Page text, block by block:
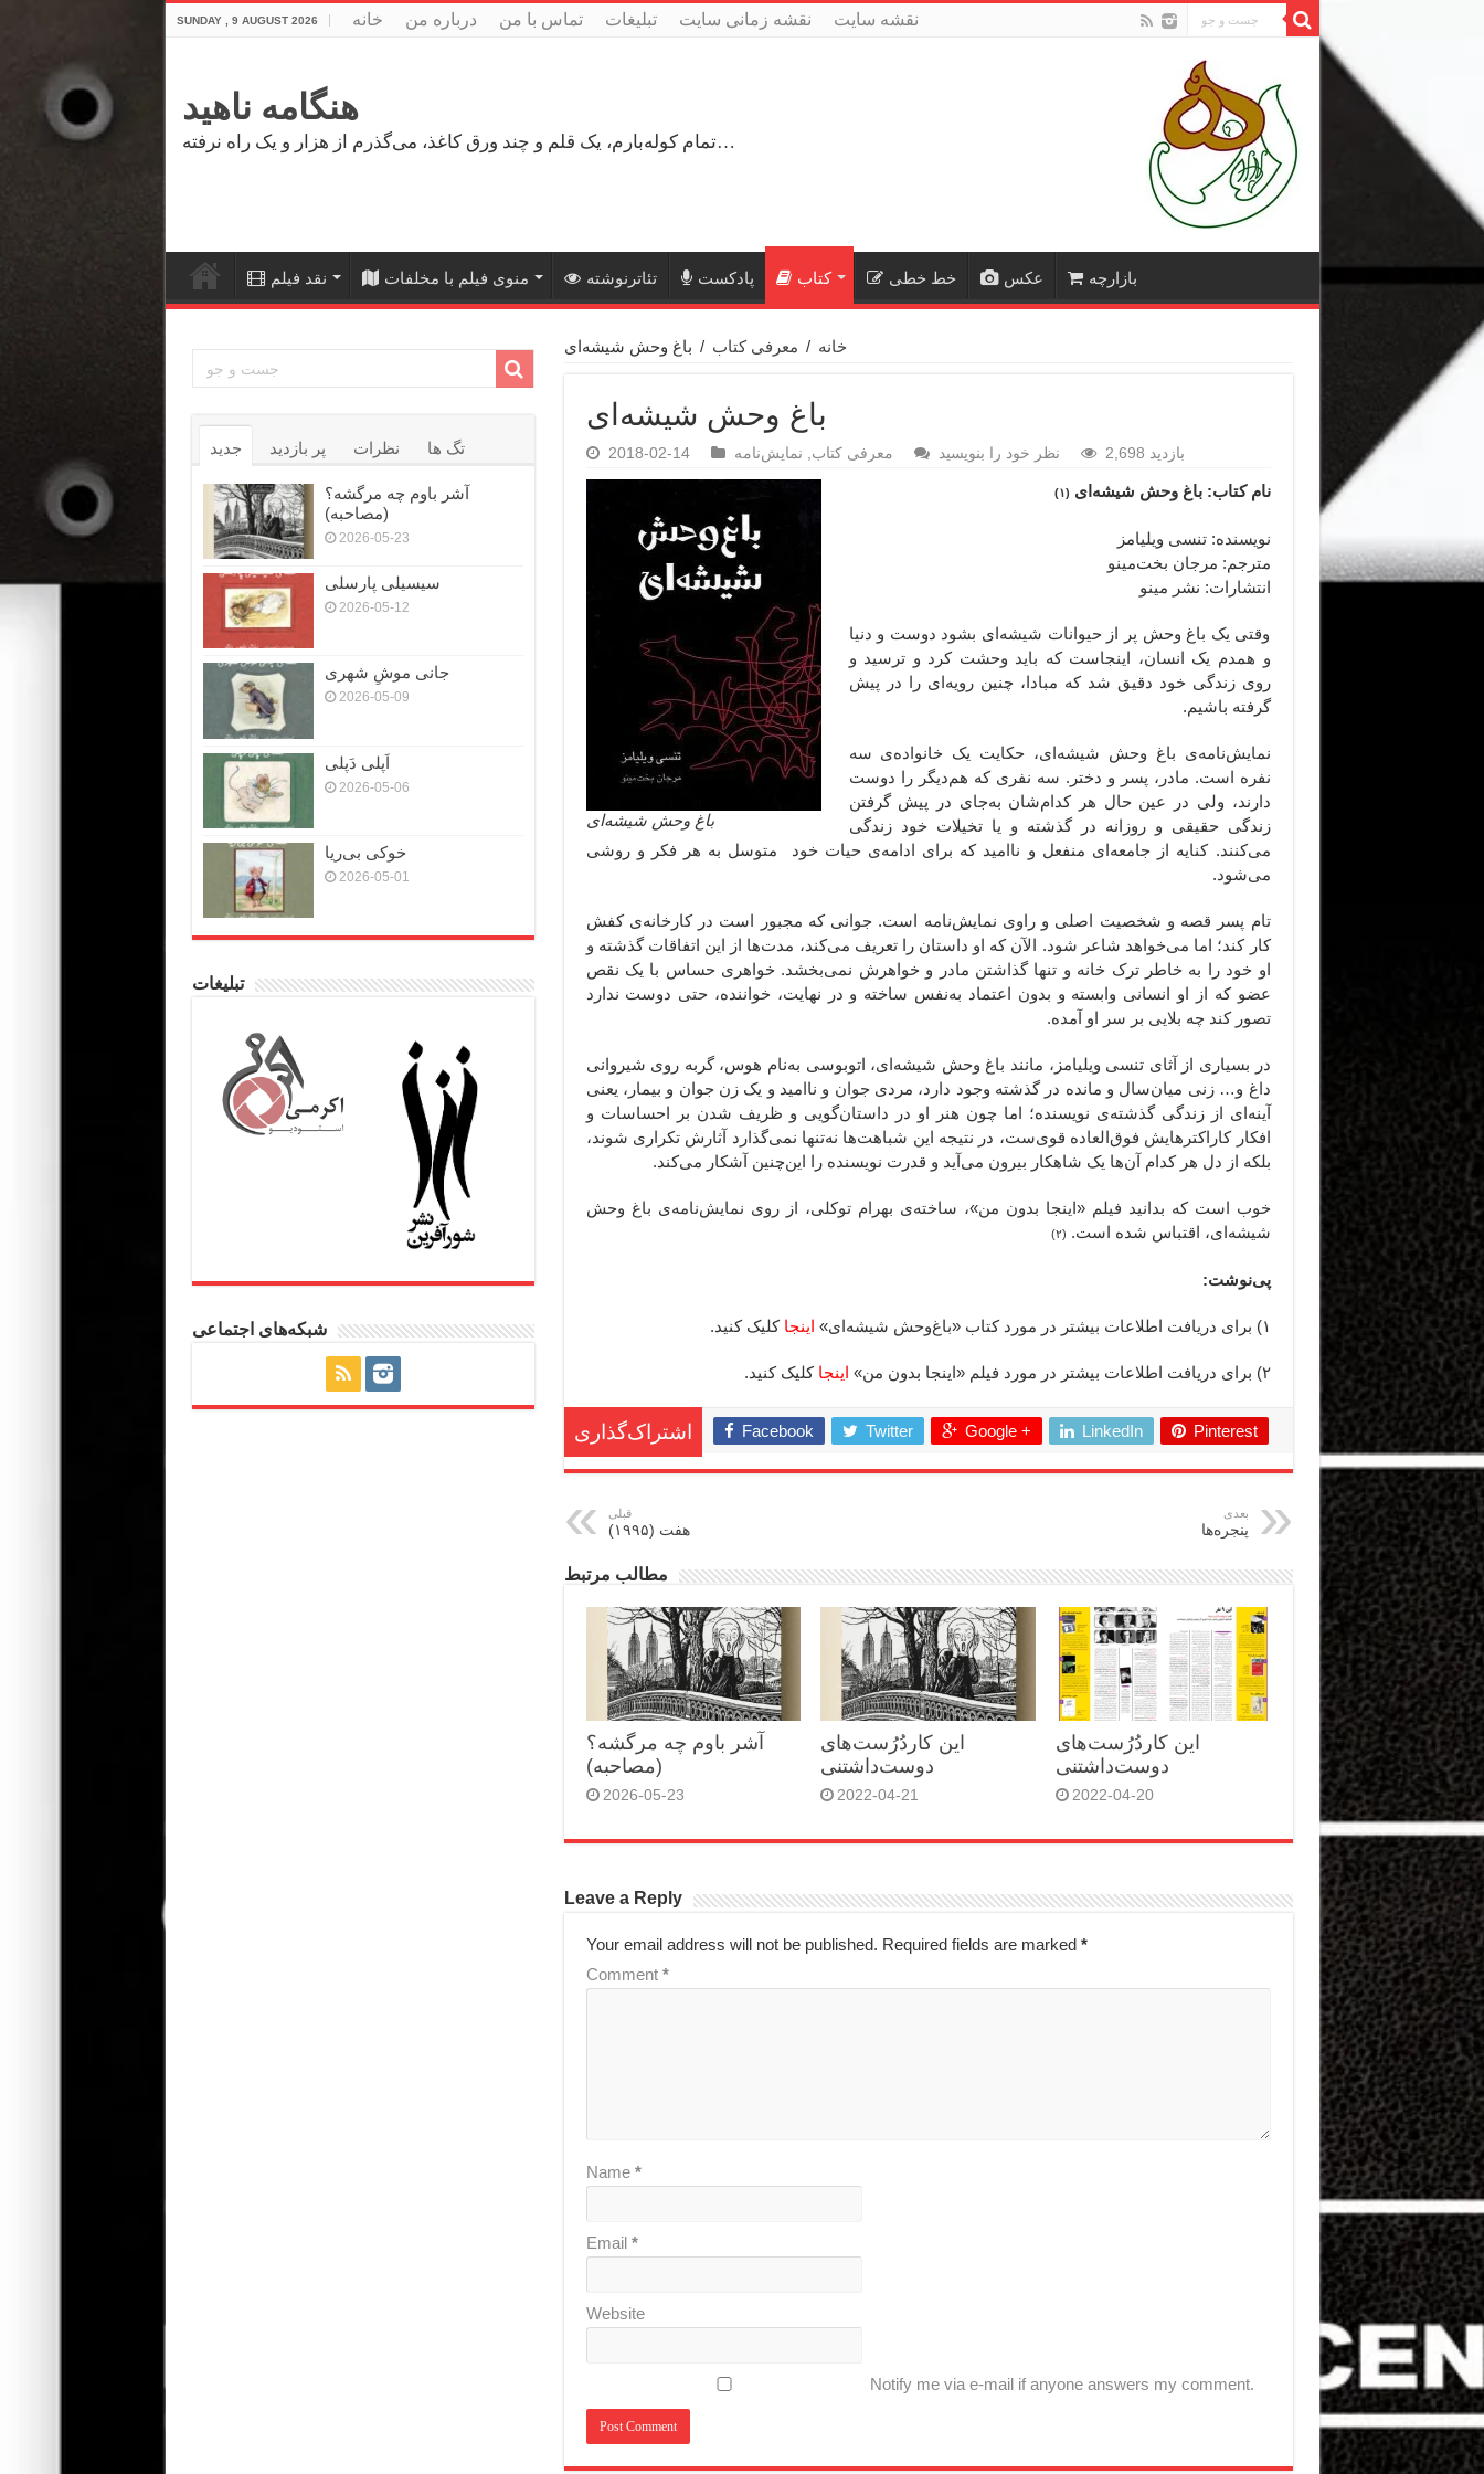
SUNDAY , 9 AUGUST 2026 خانه درباره من تماس با من تبلیغات نقشه زمانی سایت نقشه سایت
هنگامه ناهید
تمام کوله‌بارم، یک قلم و چند ورق کاغذ، می‌گذرم از هزار و یک راه نرفته…
نقد فیلم منوی فیلم با مخلفات تئاترنوشته پادکست کتاب خط خطی عکس بازارچه
خانه / معرفی کتاب / باغ وحش شیشه‌ای
باغ وحش شیشه‌ای
2018-02-14 معرفی کتاب نمایش‌نامه نظر خود را بنویسید 2,698 بازدید
باغ وحش شیشه‌ای
نام کتاب: باغ وحش شیشه‌ای (۱)
نویسنده: تنسی ویلیامز
مترجم: مرجان بخت‌مینو
انتشارات: نشر مینو
وقتی یک باغ وحش پر از حیوانات شیشه‌ای بشود دوست و دنیا
و همدم یک انسان، اینجاست که باید وحشت کرد و ترسید و
روی زندگی خود دقیق شد که مبادا، چنین رویه‌ای را در پیش
گرفته باشیم.
نمایش‌نامه‌ی باغ وحش شیشه‌ای، حکایت یک خانواده‌ی سه
نفره است. مادر، پسر و دختر. سه نفری که هم‌دیگر را دوست
دارند، ولی در عین حال هر کدام‌شان به‌جای در پیش گرفتن
زندگی حقیقی و روزانه در گذشته و یا تخیلات خود زندگی
می‌کنند. کنایه از جامعه‌ای منفعل و ناامید که برای ادامه‌ی حیات خود متوسل به هر فکر و روشی
می‌شود.
تام پسر قصه و شخصیت اصلی و راوی نمایش‌نامه است. جوانی که مجبور است در کارخانه‌ی کفش
کار کند؛ اما می‌خواهد شاعر شود. الآن که او داستان را تعریف می‌کند، مدت‌ها از این اتفاقات گذشته و
او خود را به خاطر ترک خانه و تنها گذاشتن مادر و خواهرش نمی‌بخشد. خواهری حساس با یک نقص
عضو که از او انسانی وابسته و بدون اعتماد به‌نفس ساخته و در نهایت، خواننده، حتی دوست ندارد
تصور کند چه بلایی بر سر او آمده.
در بسیاری از آثای تنسی ویلیامز،‌ مانند باغ وحش شیشه‌ای، اتوبوسی به‌نام هوس، گربه روی شیروانی
داغ و… زنی میان‌سال و مانده در گذشته وجود دارد،‌ مردی جوان و ناامید و یک زن جوان و بیمار، یعنی
آینه‌ای از زندگی گذشته‌ی نویسنده؛ اما چون هنر او در داستان‌گویی و ظریف شدن بر احساسات و
افکار کاراکترهایش فوق‌العاده قوی‌ست، در نتیجه این شباهت‌ها نه‌تنها نمی‌گذارد آثارش تکراری شوند،
بلکه از دل هر کدام آن‌ها یک شاهکار بیرون می‌آید و قدرت نویسنده را این‌چنین آشکار می‌کند.
خوب است که بدانید فیلم «اینجا بدون من»، ساخته‌ی بهرام توکلی، از روی نمایش‌نامه‌ی باغ وحش
شیشه‌ای، اقتباس شده است. (۲)
پی‌نوشت:
۱) برای دریافت اطلاعات بیشتر در مورد کتاب «باغ‌وحش شیشه‌ای» اینجا کلیک کنید.
۲) برای دریافت اطلاعات بیشتر در مورد فیلم «اینجا بدون من» اینجا کلیک کنید.
اشتراک‌گذاری Facebook Twitter Google + LinkedIn Pinterest
قبلی
هفت (۱۹۹۵)
بعدی
پنجره‌ها
مطالب مرتبط
آشر باوم چه مرگشه؟
(مصاحبه)
2026-05-23
این کاردُرُست‌های
دوست‌داشتنی
2022-04-21
این کاردُرُست‌های
دوست‌داشتنی
2022-04-20
Leave a Reply
Your email address will not be published. Required fields are marked *
Comment *
Name *
Email *
Website
Notify me via e-mail if anyone answers my comment.
جدید پر بازدید نظرات تگ ها
آشر باوم چه مرگشه؟
(مصاحبه)
2026-05-23
سیسیلی پارسلی
2026-05-12
جانی موشِ شهری
2026-05-09
اَپلی دَپلی
2026-05-06
خوکی بی‌ریا
2026-05-01
تبلیغات
شبکه‌های اجتماعی